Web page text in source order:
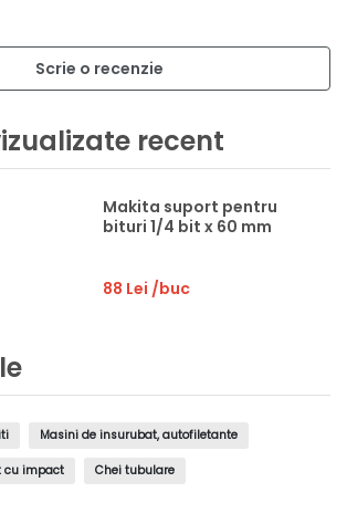
Scrie o recenzie
recent
Makita suport pentru
bituri 1/4 bit x 60 mm
88 Lei /buc
Masini de insurubat, autofiletante
cu impact Chei tubulare